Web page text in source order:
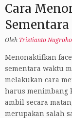
Cara
Oleh Tristianto Nugroho
Menonaktifkan
sementara waktu
melakukan cara
harus menimbang
ambil secara
merupakan salah